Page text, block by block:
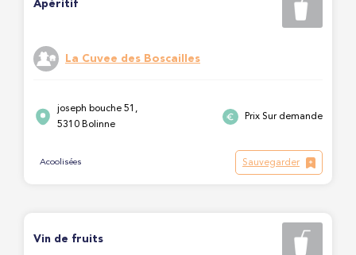
Apéritif
La Cuvee des Boscailles
joseph bouche 51,
5310 Bolinne
Prix Sur demande
Acoolisées Sauvegarder
Vin de fruits